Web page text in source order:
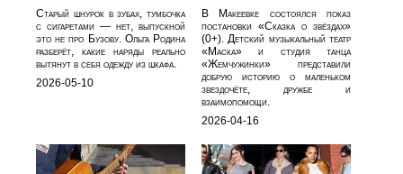
Старый шнурок в зубах, тумбочка
с сигаретами — нет, выпускной
это не про Бузову. Ольга Родина
разберёт, какие наряды реально
вытянут в себя одежду из шкафа.
2026-05-10
В Макеевке состоялся показ
постановки «Сказка о звёздах»
(0+). Детский музыкальный театр
«Маска» и студия танца
«Жемчужинки» представили
добрую историю о маленьком
звездочёте, дружбе и
взаимопомощи.
2026-04-16